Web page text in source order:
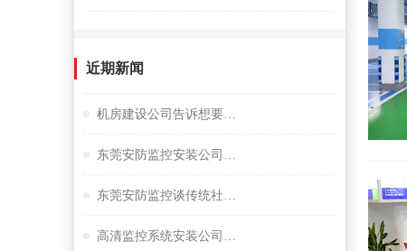
近期新闻
机房建设公司告诉想要监控夜视效果好选择很重要
东莞安防监控安装公司谈小间距LED显示屏
东莞安防监控谈传统社区存在的问题
高清监控系统安装公司阐述失驾人员管控系统